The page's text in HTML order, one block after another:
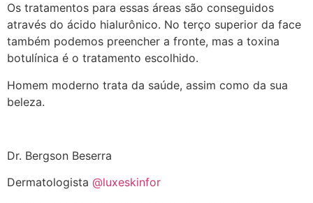
Os tratamentos para essas áreas são conseguidos
através do ácido hialurônico. No terço superior da face
também podemos preencher a fronte, mas a toxina
botulínica é o tratamento escolhido.
Homem moderno trata da saúde, assim como da sua
beleza.
Dr. Bergson Beserra
Dermatologista @luxeskinfor